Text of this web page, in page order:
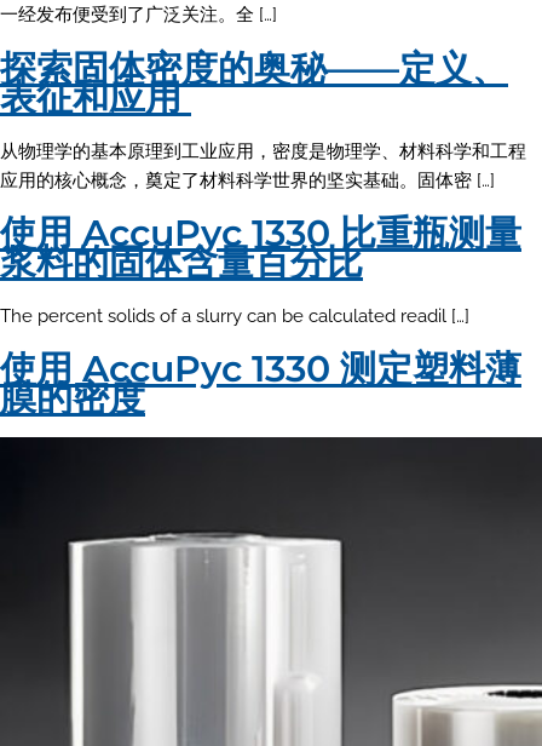
一经发布便受到了广泛关注。全 […]
探索固体密度的奥秘——定义、
表征和应用
从物理学的基本原理到工业应用，密度是物理学、材料科学和工程
应用的核心概念，奠定了材料科学世界的坚实基础。固体密 […]
使用 AccuPyc 1330 比重瓶测量
浆料的固体含量百分比
The percent solids of a slurry can be calculated readil […]
使用 AccuPyc 1330 测定塑料薄
膜的密度